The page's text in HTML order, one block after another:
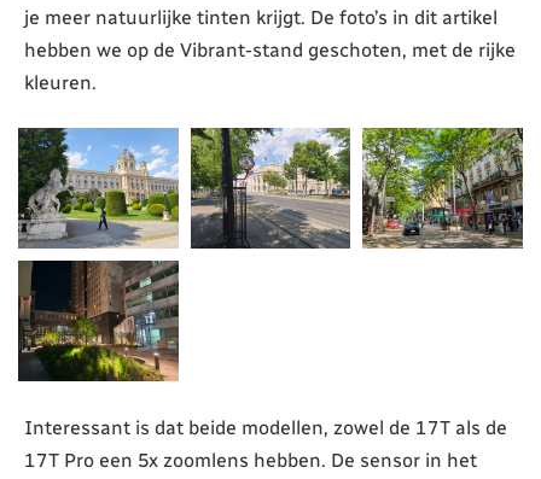
je meer natuurlijke tinten krijgt. De foto’s in dit artikel
hebben we op de Vibrant-stand geschoten, met de rijke
kleuren.
Interessant is dat beide modellen, zowel de 17T als de
17T Pro een 5x zoomlens hebben. De sensor in het